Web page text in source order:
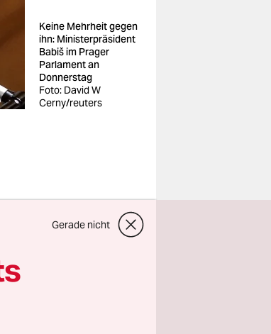
Keine Mehrheit gegen
ihn: Ministerpräsident
Babiš im Prager
Parlament an
Donnerstag
Foto: David W
Cerny/reuters
Gerade nicht